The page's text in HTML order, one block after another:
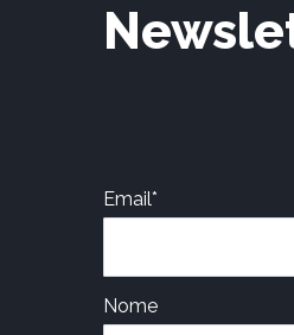
Email*
Nome